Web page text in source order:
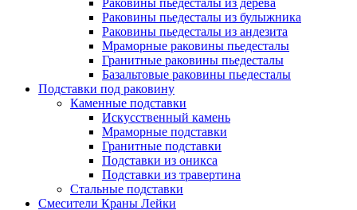
Раковины пьедесталы из дерева
Раковины пьедесталы из булыжника
Раковины пьедесталы из андезита
Мраморные раковины пьедесталы
Гранитные раковины пьедесталы
Базальтовые раковины пьедесталы
Подставки под раковину
Каменные подставки
Искусственный камень
Мраморные подставки
Гранитные подставки
Подставки из оникса
Подставки из травертина
Стальные подставки
Смесители Краны Лейки